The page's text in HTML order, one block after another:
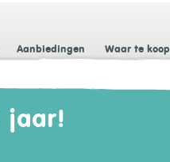
Aanbiedingen Waar te koop
jaar!